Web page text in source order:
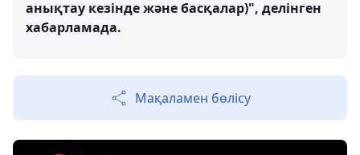
анықтау кезінде және басқалар)", делінген
хабарламада.
Мақаламен бөлісу